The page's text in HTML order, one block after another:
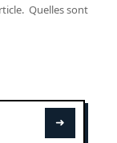
Quelles sont